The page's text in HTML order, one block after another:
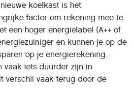
koelkast is het
factor om rekening mee te
een hoger energielabel (A++ of
en kunnen je op de
op je energierekening.
vaak iets duurder zijn in
verschil vaak terug door de